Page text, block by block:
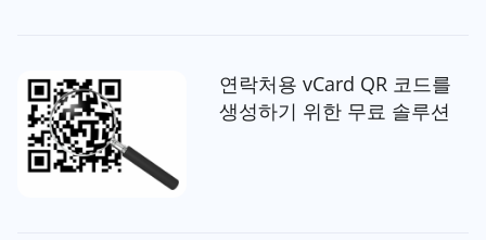
연락처용 vCard QR 코드를
생성하기 위한 무료 솔루션